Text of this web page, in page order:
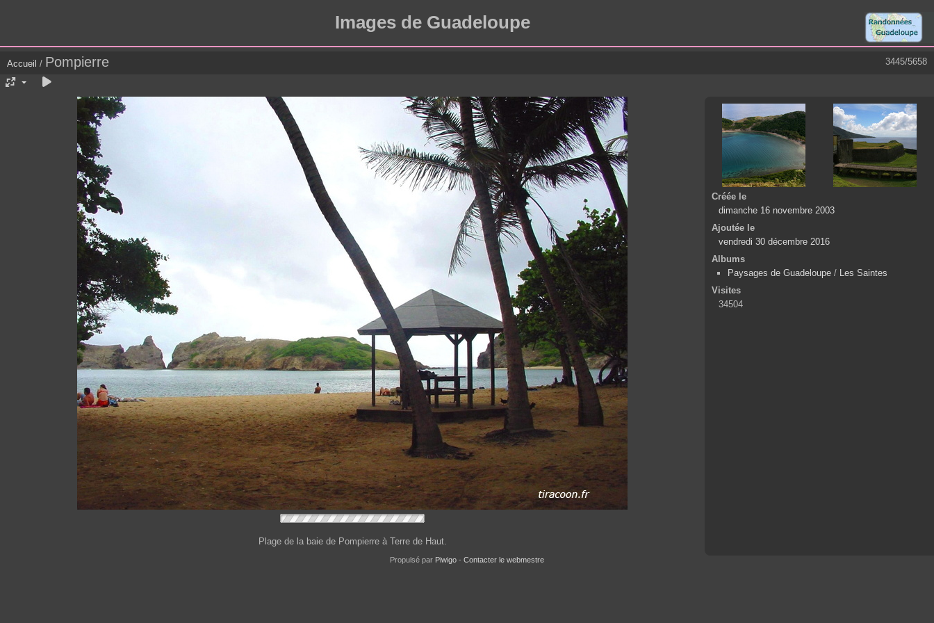
Images de Guadeloupe
3445/5658
Accueil / Pompierre
Plage de la baie de Pompierre à Terre de Haut.
Créée le
dimanche 16 novembre 2003
Ajoutée le
vendredi 30 décembre 2016
Albums
Paysages de Guadeloupe / Les Saintes
Visites
34504
Propulsé par Piwigo - Contacter le webmestre